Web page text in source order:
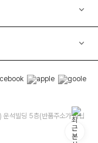
석빌딩 5층(반품주소가 아닙